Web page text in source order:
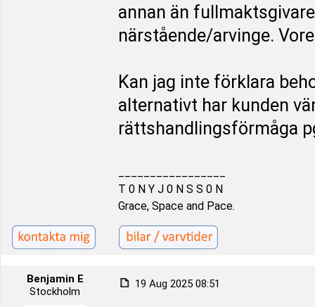
annan än
närstående/arvinge.
Kan jag inte förklara
alternativt har kunden
rättshandlingsförmåga
T 0 N Y J 0 N S S 0 N
Grace, Space and Pace.
Benjamin E
Stockholm
19 Aug 2025 08:51